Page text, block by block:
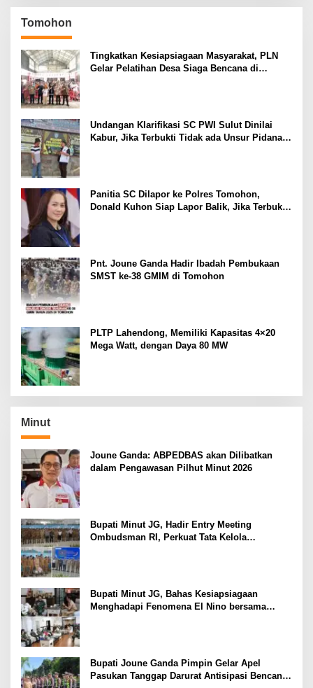
Tomohon
Tingkatkan Kesiapsiagaan Masyarakat, PLN
Gelar Pelatihan Desa Siaga Bencana di
Undangan Klarifikasi SC PWI Sulut Dinilai
Kabur, Jika Terbukti Tidak ada Unsur Pidana
Panitia SC Dilapor ke Polres Tomohon,
Donald Kuhon Siap Lapor Balik, Jika Terbukti
Pnt. Joune Ganda Hadir Ibadah Pembukaan
SMST ke-38 GMIM di Tomohon
PLTP Lahendong, Memiliki Kapasitas 4×20
Mega Watt, dengan Daya 80 MW
Minut
Joune Ganda: ABPEDBAS akan Dilibatkan
dalam Pengawasan Pilhut Minut 2026
Bupati Minut JG, Hadir Entry Meeting
Ombudsman RI, Perkuat Tata Kelola
Bupati Minut JG, Bahas Kesiapsiagaan
Menghadapi Fenomena El Nino bersama
Bupati Joune Ganda Pimpin Gelar Apel
Pasukan Tanggap Darurat Antisipasi Bencana